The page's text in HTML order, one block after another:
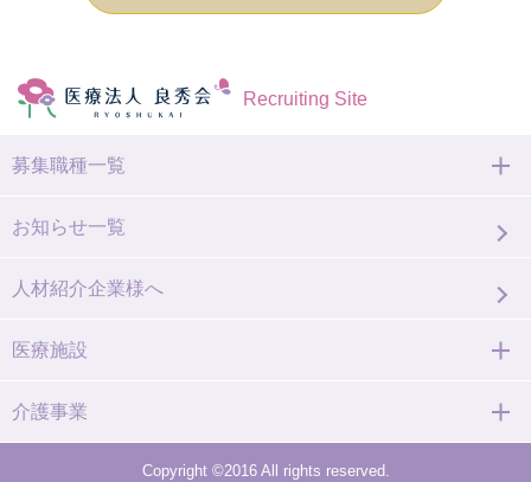
Recruiting Site
募集職種一覧
お知らせ一覧
人材紹介企業様へ
医療施設
介護事業
Copyright ©2016 All rights reserved.